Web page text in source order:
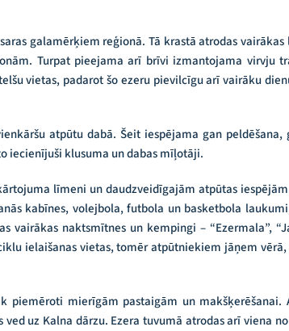
galamērķiem reģionā. Tā krastā atrodas
Turpat pieejama arī brīvi izmantojama virvju
vietas, padarot šo ezeru pievilcīgu arī vairāku
atpūtu dabā. Šeit iespējama gan peldēšana,
iecienījuši klusuma un dabas mīļotāji.
līmeni un daudzveidīgajām atpūtas
kabīnes, volejbola, futbola un basketbola
vairākas naktsmītnes un kempingi – “Ezermala”,
ielaišanas vietas, tomēr atpūtniekiem jāņem
piemēroti mierīgām pastaigām un makšķerēšanai.
uz Kalna dārzu. Ezera tuvumā atrodas arī viena